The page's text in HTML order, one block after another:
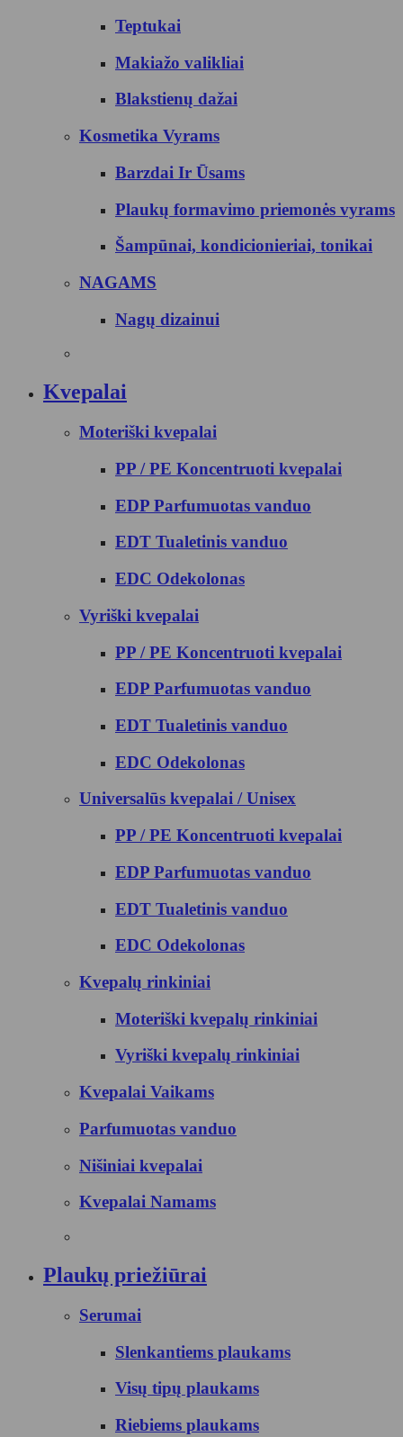
Teptukai
Makiažo valikliai
Blakstienų dažai
Kosmetika Vyrams
Barzdai Ir Ūsams
Plaukų formavimo priemonės vyrams
Šampūnai, kondicionieriai, tonikai
NAGAMS
Nagų dizainui
Kvepalai
Moteriški kvepalai
PP / PE Koncentruoti kvepalai
EDP Parfumuotas vanduo
EDT Tualetinis vanduo
EDC Odekolonas
Vyriški kvepalai
PP / PE Koncentruoti kvepalai
EDP Parfumuotas vanduo
EDT Tualetinis vanduo
EDC Odekolonas
Universalūs kvepalai / Unisex
PP / PE Koncentruoti kvepalai
EDP Parfumuotas vanduo
EDT Tualetinis vanduo
EDC Odekolonas
Kvepalų rinkiniai
Moteriški kvepalų rinkiniai
Vyriški kvepalų rinkiniai
Kvepalai Vaikams
Parfumuotas vanduo
Nišiniai kvepalai
Kvepalai Namams
Plaukų priežiūrai
Serumai
Slenkantiems plaukams
Visų tipų plaukams
Riebiems plaukams